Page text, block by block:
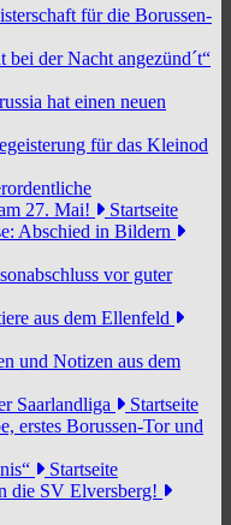
für die Borussen-
bei der Nacht angezünd´t“
hat einen neuen
für das Kleinod
27. Mai!
Startseite
Abschied in Bildern
vor guter
aus dem Ellenfeld
und Notizen aus dem
Saarlandliga
Startseite
erstes Borussen-Tor und
Startseite
die SV Elversberg!